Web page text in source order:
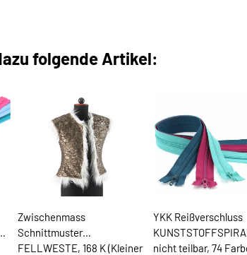
folgende Artikel:
Zwischenmass
Schnittmuster
FELLWESTE, 168 K (Kleiner
YKK Reißverschluss
nicht teilbar, 74